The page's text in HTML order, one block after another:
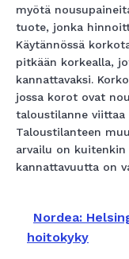
myötä
tuote, jonka
Käytännössä
pitkään korkealla,
kannattavaksi.
jossa korot ovat
taloustilanne viittaa
Taloustilanteen
arvailu on
kannattavuutta on
Nordea:
hoitokyky